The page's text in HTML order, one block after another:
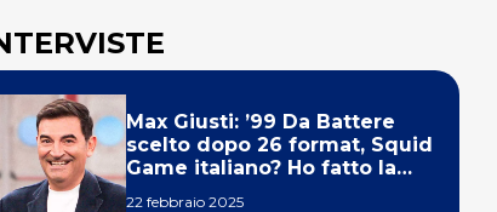
Max Giusti: ’99 Da Battere
scelto dopo 26 format, Squid
Game italiano? Ho fatto la
22 febbraio 2025